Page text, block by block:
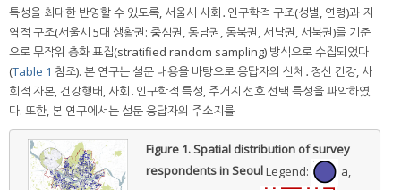
특성을 최대한 반영할 수 있도록, 서울시 사회․인구학적 구조(성별, 연령)과 지
역적 구조(서울시 5대 생활권: 중심권, 동남권, 동북권, 서남권, 서북권)를 기준
으로 무작위 층화 표집(stratified random sampling) 방식으로 수집되었다
(Table 1 참조). 본 연구는 설문 내용을 바탕으로 응답자의 신체․정신 건강, 사
회적 자본, 건강행태, 사회․인구학적 특성, 주거지 선호 선택 특성을 파악하였
다. 또한, 본 연구에서는 설문 응답자의 주소지를
Figure 1.Spatial distribution of survey
respondents in SeoulLegend:
a,